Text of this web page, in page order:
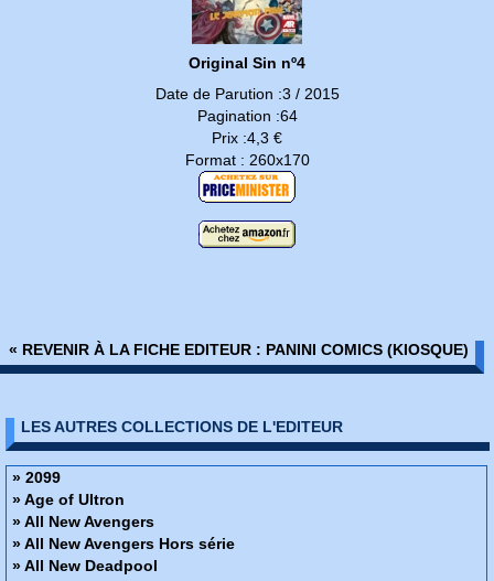
Original Sin nº4
Date de Parution :3 / 2015
Pagination :64
Prix :4,3 €
Format : 260x170
« REVENIR À LA FICHE EDITEUR : PANINI COMICS (KIOSQUE)
LES AUTRES COLLECTIONS DE L'EDITEUR
» 2099
» Age of Ultron
» All New Avengers
» All New Avengers Hors série
» All New Deadpool